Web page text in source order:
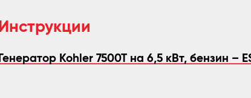
Инструкции
Генератор Kohler 7500T на 6,5 кВт, бензин –